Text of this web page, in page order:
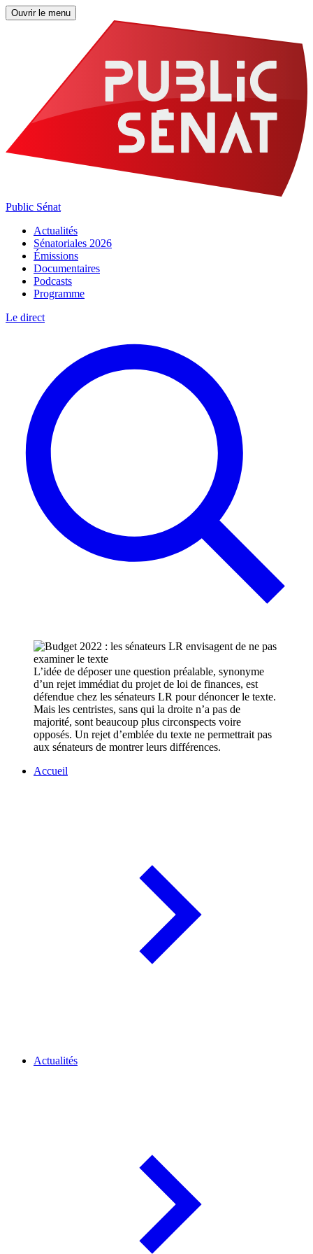
Ouvrir le menu
Public Sénat
Actualités
Sénatoriales 2026
Émissions
Documentaires
Podcasts
Programme
Le direct
L’idée de déposer une question préalable, synonyme
d’un rejet immédiat du projet de loi de finances, est
défendue chez les sénateurs LR pour dénoncer le texte.
Mais les centristes, sans qui la droite n’a pas de
majorité, sont beaucoup plus circonspects voire
opposés. Un rejet d’emblée du texte ne permettrait pas
aux sénateurs de montrer leurs différences.
Accueil
Actualités